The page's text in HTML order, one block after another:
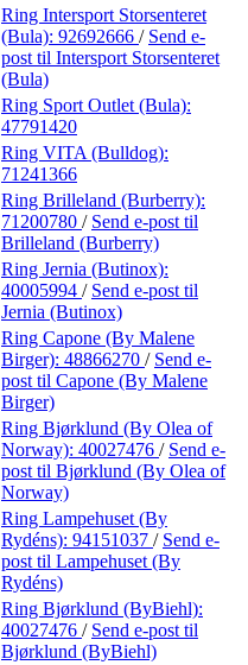
Ring Intersport Storsenteret
(Bula): 92692666 / Send e-
post til Intersport Storsenteret
(Bula)
Ring Sport Outlet (Bula):
47791420
Ring VITA (Bulldog):
71241366
Ring Brilleland (Burberry):
71200780 / Send e-post til
Brilleland (Burberry)
Ring Jernia (Butinox):
40005994 / Send e-post til
Jernia (Butinox)
Ring Capone (By Malene
Birger): 48866270 / Send e-
post til Capone (By Malene
Birger)
Ring Bjørklund (By Olea of
Norway): 40027476 / Send e-
post til Bjørklund (By Olea of
Norway)
Ring Lampehuset (By
Rydéns): 94151037 / Send e-
post til Lampehuset (By
Rydéns)
Ring Bjørklund (ByBiehl):
40027476 / Send e-post til
Bjørklund (ByBiehl)